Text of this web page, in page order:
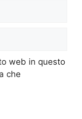
web in questo
che